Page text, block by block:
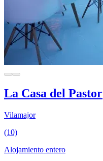
La Casa del Pastor
Vilamajor
(10)
Alojamiento entero